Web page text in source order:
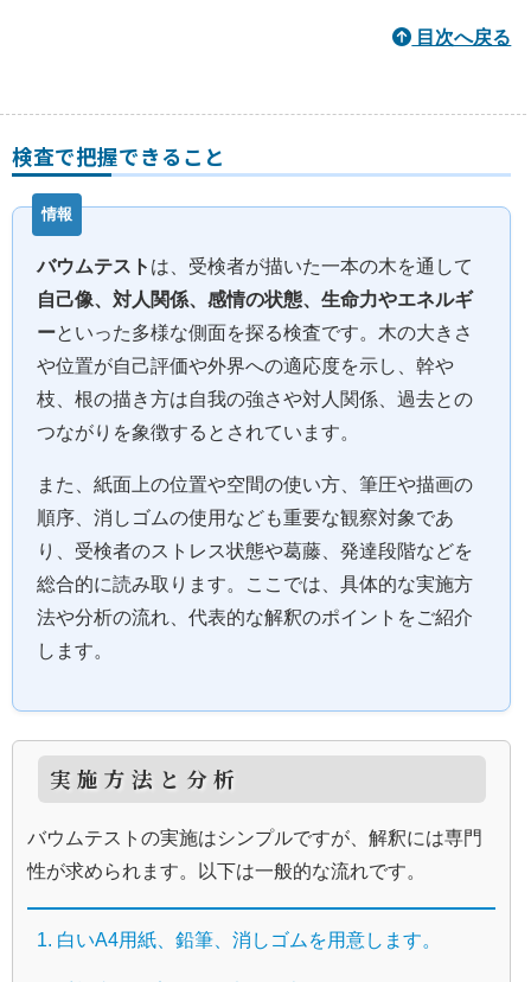
目次へ戻る
検査で把握できること
バウムテスト は、受検者が描いた一本の木を通して
自己像、対人関係、感情の状態、生命力やエネルギ
ーといった多様な側面を探る検査です。木の大きさ
や位置が自己評価や外界への適応度を示し、幹や
枝、根の描き方は自我の強さや対人関係、過去との
つながりを象徴するとされています。
また、紙面上の位置や空間の使い方、筆圧や描画の
順序、消しゴムの使用なども重要な観察対象であ
り、受検者のストレス状態や葛藤、発達段階などを
総合的に読み取ります。ここでは、具体的な実施方
法や分析の流れ、代表的な解釈のポイントをご紹介
します。
実施方法と分析
バウムテストの実施はシンプルですが、解釈には専門
性が求められます。以下は一般的な流れです。
白いA4用紙、鉛筆、消しゴムを用意します。